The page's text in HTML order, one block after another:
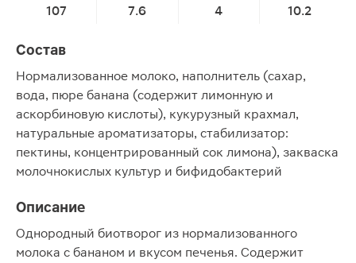
107 7.6 4 10.2
Состав
Нормализованное молоко, наполнитель (сахар,
вода, пюре банана (содержит лимонную и
аскорбиновую кислоты), кукурузный крахмал,
натуральные ароматизаторы, стабилизатор:
пектины, концентрированный сок лимона), закваска
молочнокислых культур и бифидобактерий
Описание
Однородный биотворог из нормализованного
молока с бананом и вкусом печенья. Содержит